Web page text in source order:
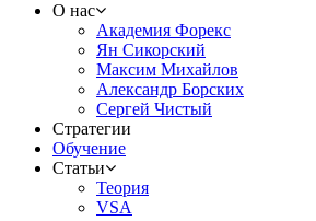
О нас
Академия Форекс
Ян Сикорский
Максим Михайлов
Александр Борских
Сергей Чистый
Стратегии
Обучение
Статьи
Теория
VSA